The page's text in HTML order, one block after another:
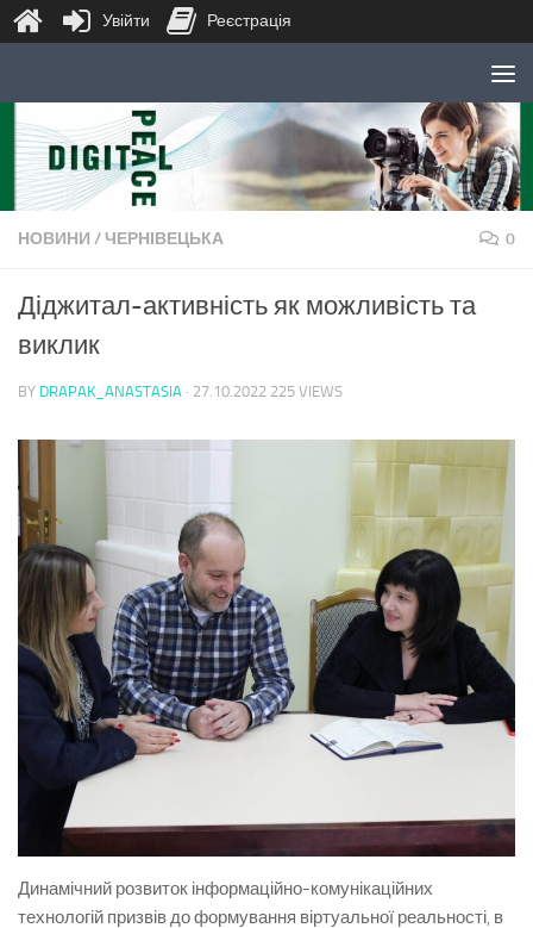
Skip to content
НОВИНИ / ЧЕРНІВЕЦЬКА 0
Діджитал-активність як можливість та
виклик
BY DRAPAK_ANASTASIA · 27.10.2022 225 VIEWS
Динамічний розвиток інформаційно-комунікаційних
технологій призвів до формування віртуальної реальності, в
Увійти Реєстрація